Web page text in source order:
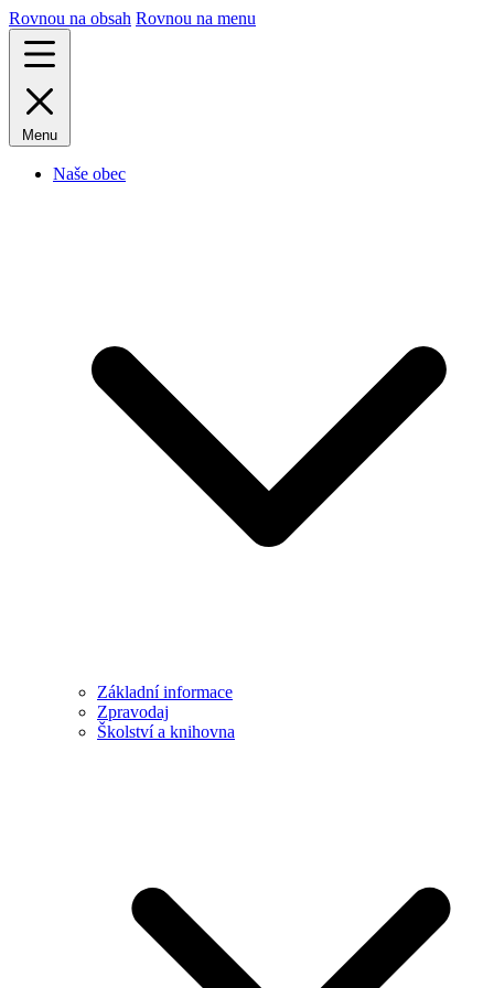
Rovnou na obsah Rovnou na menu
Menu
Naše obec
Základní informace
Zpravodaj
Školství a knihovna